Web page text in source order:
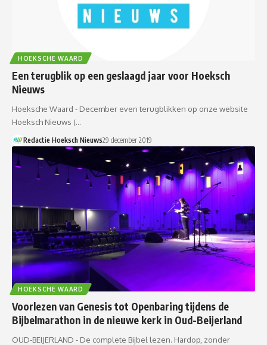
HOEKSCHE WAARD
Een terugblik op een geslaagd jaar voor Hoeksch
Nieuws
Hoeksche Waard - December even terugblikken op onze website
Hoeksch Nieuws (…
Redactie Hoeksch Nieuws29 december 2019
HOEKSCHE WAARD
Voorlezen van Genesis tot Openbaring tijdens de
Bijbelmarathon in de nieuwe kerk in Oud-Beijerland
OUD-BEIJERLAND - De complete Bijbel lezen. Hardop, zonder